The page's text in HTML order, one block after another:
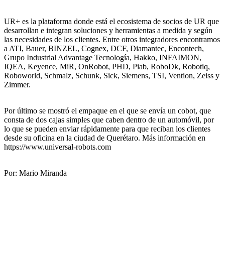
UR+ es la plataforma donde está el ecosistema de socios de UR que
desarrollan e integran soluciones y herramientas a medida y según
las necesidades de los clientes. Entre otros integradores encontramos
a ATI, Bauer, BINZEL, Cognex, DCF, Diamantec, Encontech,
Grupo Industrial Advantage Tecnología, Hakko, INFAIMON,
IQEA, Keyence, MiR, OnRobot, PHD, Piab, RoboDk, Robotiq,
Roboworld, Schmalz, Schunk, Sick, Siemens, TSI, Vention, Zeiss y
Zimmer.
Por último se mostró el empaque en el que se envía un cobot, que
consta de dos cajas simples que caben dentro de un automóvil, por
lo que se pueden enviar rápidamente para que reciban los clientes
desde su oficina en la ciudad de Querétaro. Más información en
https://www.universal-robots.com
Por: Mario Miranda